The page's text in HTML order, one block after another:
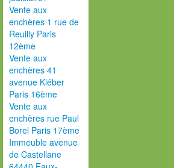
Vente aux
enchères 1 rue de
Reuilly Paris
12ème
Vente aux
enchères 41
avenue Kléber
Paris 16ème
Vente aux
enchères rue Paul
Borel Paris 17ème
Immeuble avenue
de Castellane